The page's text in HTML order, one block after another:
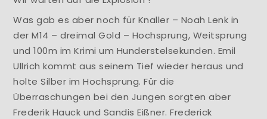
Was gab es aber noch für Knaller – Noah Lenk in
der M14 – dreimal Gold – Hochsprung, Weitsprung
und 100m im Krimi um Hunderstelsekunden. Emil
Ullrich kommt aus seinem Tief wieder heraus und
holte Silber im Hochsprung. Für die
Überraschungen bei den Jungen sorgten aber
Frederik Hauck und Sandis Eißner. Frederick